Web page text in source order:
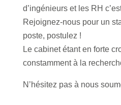
d’ingénieurs et les RH
Rejoignez-nous pour un
poste, postulez !
Le cabinet étant en forte
constamment à la
N’hésitez pas à nous